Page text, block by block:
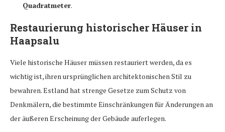
Quadratmeter.
Restaurierung historischer Häuser in
Haapsalu
Viele historische Häuser müssen restauriert werden, da es
wichtig ist, ihren ursprünglichen architektonischen Stil zu
bewahren. Estland hat strenge Gesetze zum Schutz von
Denkmälern, die bestimmte Einschränkungen für Änderungen an
der äußeren Erscheinung der Gebäude auferlegen.